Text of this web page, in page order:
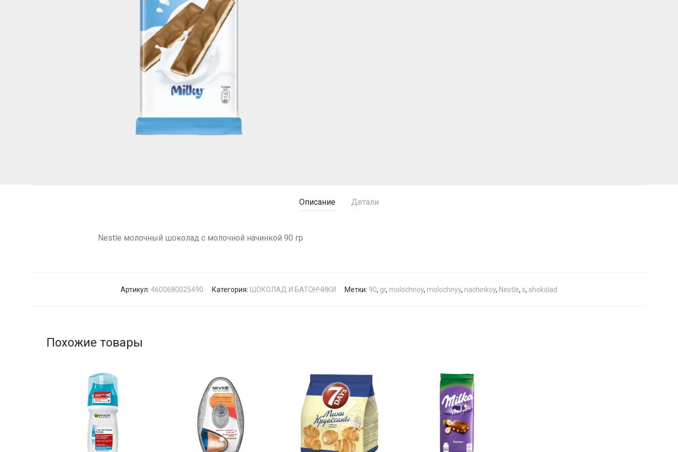
Описание Детали
Nestle молочный шоколад с молочной начинкой 90 гр
Артикул: 4600680025490 Категория: ШОКОЛАД И БАТОНЧИКИ Метки: 90, gr, molochnoy, molochnyy, nachinkoy, Nestle, s, shokolad
Похожие товары